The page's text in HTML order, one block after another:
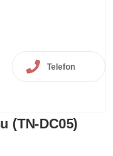
Telefon
(TN-DC05)